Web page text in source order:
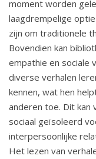
moment worden
laagdrempelige
zijn om traditionele
Bovendien kan
empathie en sociale
diverse verhalen
kennen, wat hen
anderen toe. Dit kan
sociaal geïsoleerd
interpersoonlijke
Het lezen van